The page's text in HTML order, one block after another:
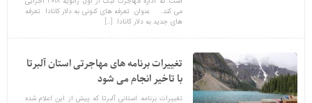
می کند. عنوان تعرفه های کنونی به دلار کانادا تعرفه
های جدید به دلار کانادا […]
تغییرات برنامه های مهاجرتی استان آلبرتا
با تاخیر انجام می شود
تغییرات برنامه استانی آلبرتا که پیش از این اعلام شده